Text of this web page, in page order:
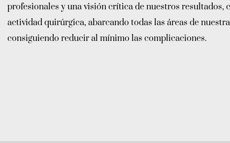
profesionales y una visión crítica de nuestros resultados,
actividad quirúrgica, abarcando todas las áreas de
consiguiendo reducir al mínimo las complicaciones.